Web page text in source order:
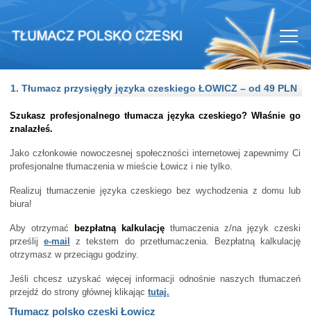
1. Tłumacz przysięgły języka czeskiego ŁOWICZ – od 49 PLN
Szukasz profesjonalnego tłumacza języka czeskiego? Właśnie go
znalazłeś.
Jako członkowie nowoczesnej społeczności internetowej zapewnimy Ci
profesjonalne tłumaczenia w mieście Łowicz i nie tylko.
Realizuj tłumaczenie języka czeskiego bez wychodzenia z domu lub
biura!
Aby otrzymać bezpłatną kalkulację tłumaczenia z/na język czeski
prześlije-mail
z tekstem do przetłumaczenia. Bezpłatną kalkulację
otrzymasz w przeciągu godziny.
Jeśli chcesz uzyskać więcej informacji odnośnie naszych tłumaczeń
przejdź do strony głównej klikając tutaj.
Tłumacz polsko czeski Łowicz